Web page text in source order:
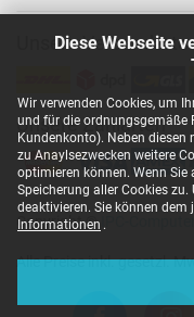
Diese Webseite
Wir verwenden Cookies, um
und für die ordnungsgemäße
Kundenkonto). Neben
zu Anaylsezwecken weitere
optimieren können. Wenn
Speicherung aller Cookies
deaktivieren. Sie können dem
Informationen .
Unsere
Unsere Zahlarten
Copyright ©
Alle Preise inkl. gesetzl.